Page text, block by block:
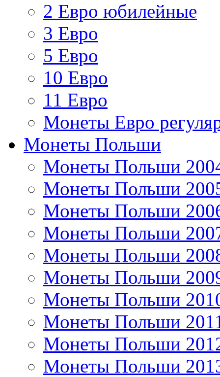
2 Евро юбилейные
3 Евро
5 Евро
10 Евро
11 Евро
Монеты Евро
Монеты Польши
Монеты Польши
Монеты Польши
Монеты Польши
Монеты Польши
Монеты Польши
Монеты Польши
Монеты Польши
Монеты Польши
Монеты Польши
Монеты Польши